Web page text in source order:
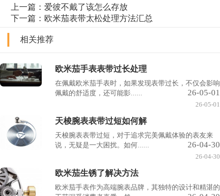
上一篇： 爱彼不戴了该怎么存放
下一篇： 欧米茄表带太松处理方法汇总
相关推荐
欧米茄手表表带过长处理
在佩戴欧米茄手表时，如果发现表带过长，不仅会影响
佩戴的舒适度，还可能影......
26-05-01
26-05-01
天梭腕表表带过短如何解
天梭腕表表带过短，对于追求完美佩戴体验的表友来
说，无疑是一大困扰。如何......
26-04-30
26-04-30
欧米茄生锈了解决方法
欧米茄手表作为高端腕表品牌，其独特的设计和精湛的